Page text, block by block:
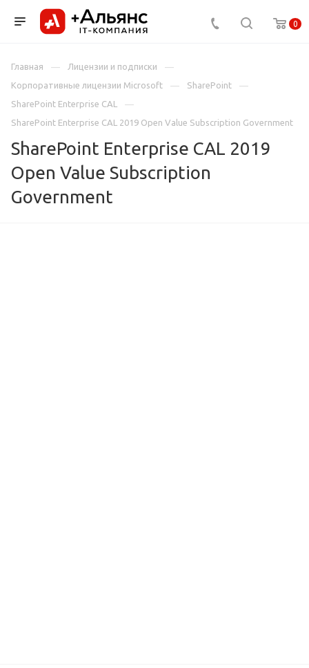
0
Главная
Лицензии и подписки
Корпоративные лицензии Microsoft
SharePoint
SharePoint Enterprise CAL
SharePoint Enterprise CAL 2019 Open Value Subscription Government
SharePoint Enterprise CAL 2019
Open Value Subscription
Government